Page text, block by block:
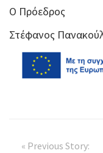
Ο Πρόεδρος
Στέφανος
« Previous Story: